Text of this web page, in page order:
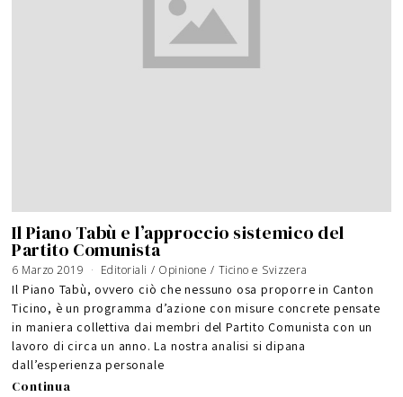
Il Piano Tabù e l’approccio sistemico del
Partito Comunista
6 Marzo 2019 Editoriali / Opinione / Ticino e Svizzera
Il Piano Tabù, ovvero ciò che nessuno osa proporre in Canton
Ticino, è un programma d’azione con misure concrete pensate
in maniera collettiva dai membri del Partito Comunista con un
lavoro di circa un anno. La nostra analisi si dipana
dall’esperienza personale
Continua